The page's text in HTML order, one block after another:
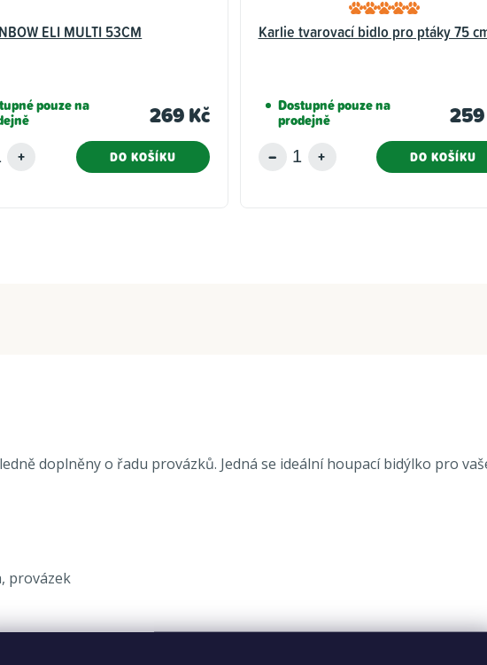
ELI MULTI 53CM
pouze na 269 Kč
DO KOŠÍKU
Karlie tvarovací bidlo pro ptáky 75
Dostupné pouze na
prodejně
DO KOŠÍKU
doplněny o řadu provázků. Jedná se ideální houpací bidýlko pro
provázek
děti.